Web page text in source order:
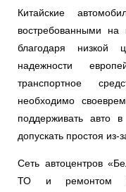
Сургут
Китайские
востребованными
благодаря
надежности
транспортное
необходимо
поддерживать авто
допускать простоя из-
Сеть автоцентров
ТО и ремонтом